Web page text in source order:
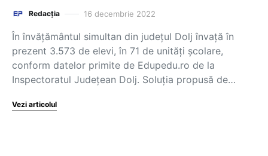
Redacția 16 decembrie 2022
În învățământul simultan din județul Dolj învață în
prezent 3.573 de elevi, în 71 de unități școlare,
conform datelor primite de Edupedu.ro de la
Inspectoratul Județean Dolj. Soluția propusă de…
Vezi articolul